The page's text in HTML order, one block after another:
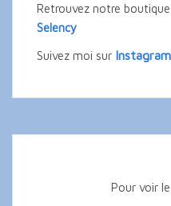
Retrouvez notre
Selency
Suivez moi sur Instagram
Pour voir